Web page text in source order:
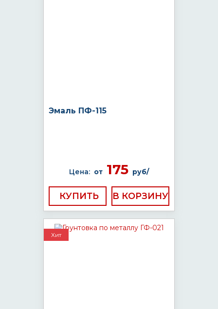
Эмаль ПФ-115
Цена: от 175 руб/
КУПИТЬ
Хит